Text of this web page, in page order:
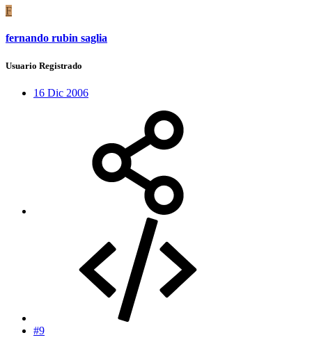
F
fernando rubin saglia
Usuario Registrado
16 Dic 2006
#9